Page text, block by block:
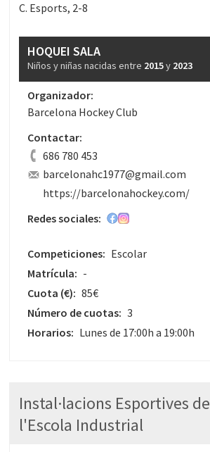
C. Esports, 2-8
HOQUEI SALA
Niños y niñas nacidas entre 2015y 2023
Organizador:
Barcelona Hockey Club
Contactar:
686 780 453
barcelonahc1977@gmail.com
https://barcelonahockey.com/
Redes sociales:
Competiciones: Escolar
Matrícula: -
Cuota (€): 85€
Número de cuotas: 3
Horarios: Lunes de 17:00h a 19:00h
Instal·lacions Esportives de
l'Escola Industrial